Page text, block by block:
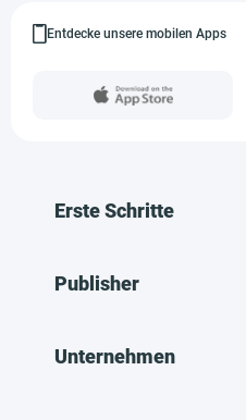
Entdecke unsere mobilen Apps
Erste Schritte
Publisher
Unternehmen